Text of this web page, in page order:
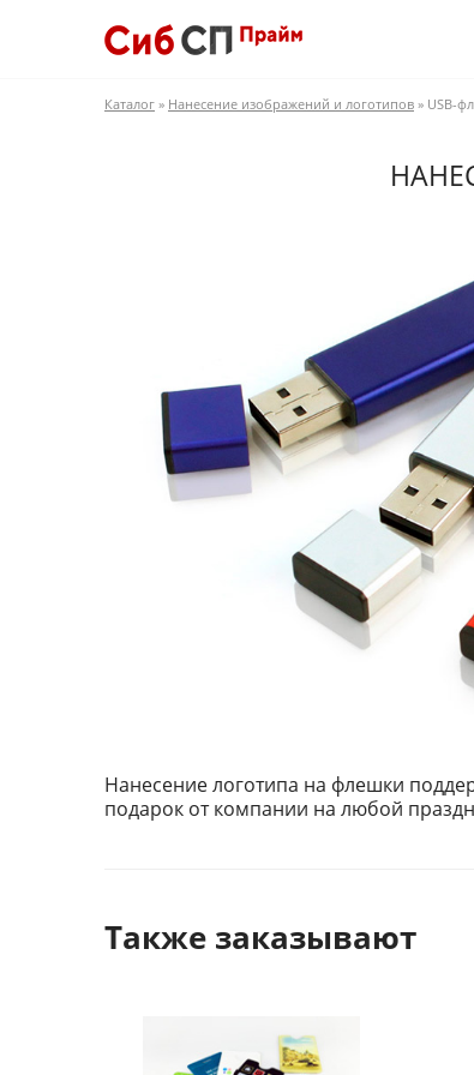
Каталог » Нанесение изображений и логотипов » USB-
Нанесение логотипа на флешки
подарок от компании на любой
Также заказывают